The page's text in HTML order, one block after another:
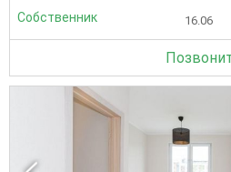
Собственник 16.06